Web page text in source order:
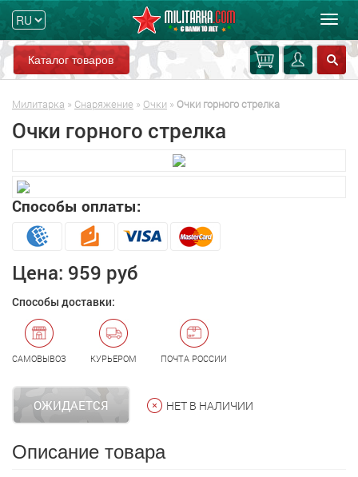
Каталог товаров
Милитарка » Снаряжение » Очки » Очки горного стрелка
Очки горного стрелка
Способы оплаты:
Цена: 959 руб
Способы доставки:
САМОВЫВОЗ КУРЬЕРОМ ПОЧТА РОССИИ
ОЖИДАЕТСЯ НЕТ В НАЛИЧИИ
Описание товара